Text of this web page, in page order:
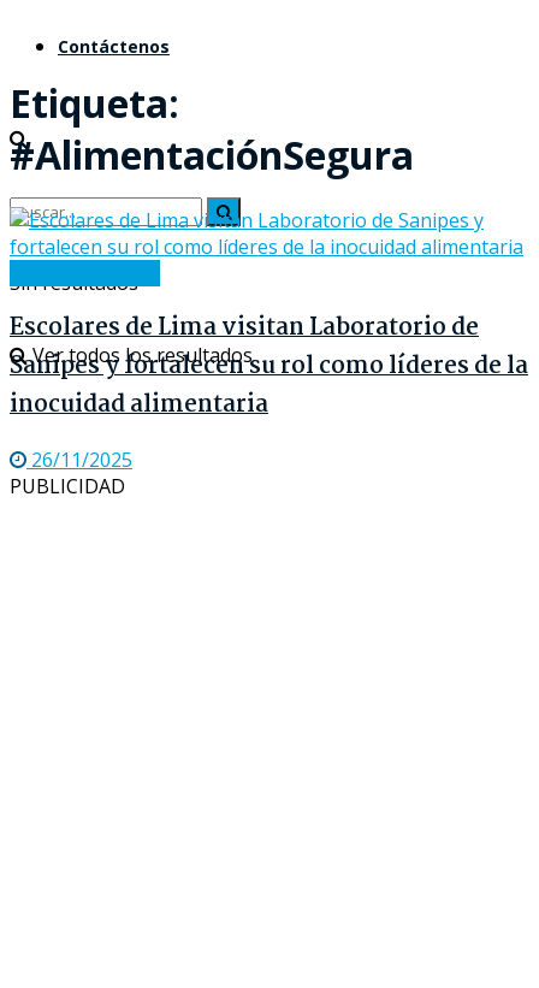
Contáctenos
Sin resultados
Ver todos los resultados
Etiqueta:
#AlimentaciónSegura
Escolares de Lima visitan Laboratorio de
Sanipes y fortalecen su rol como líderes de la
inocuidad alimentaria
26/11/2025
PUBLICIDAD